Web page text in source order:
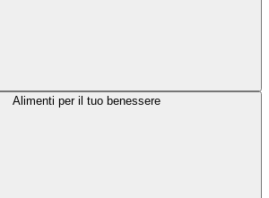
Alimenti per il tuo benessere